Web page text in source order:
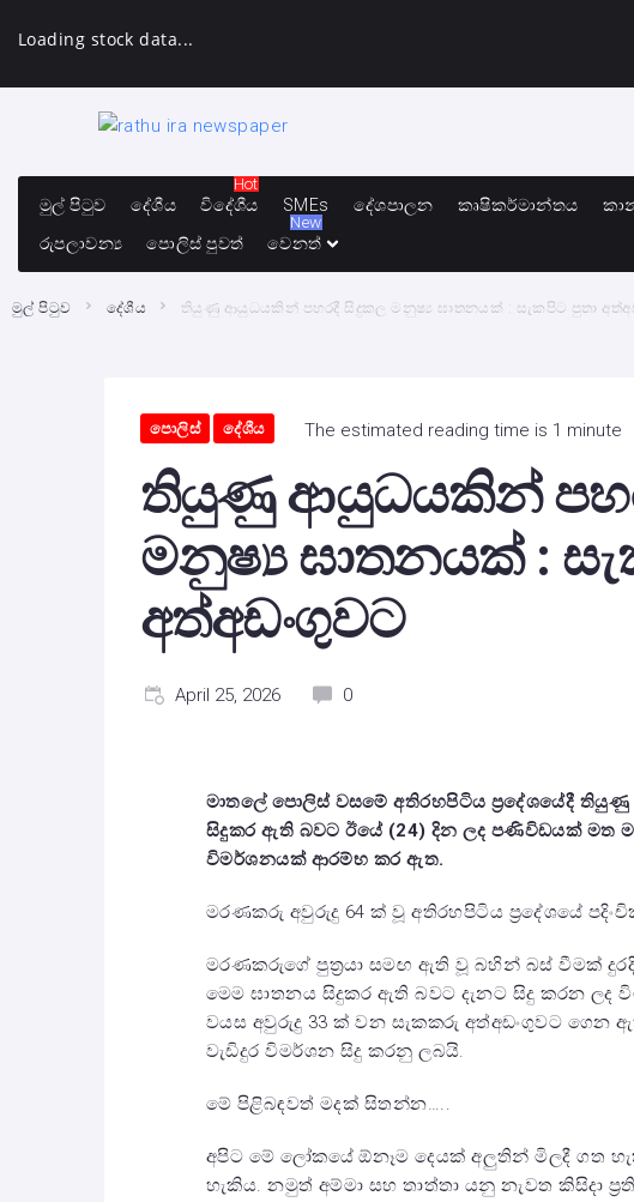
Loading stock data...
මුල් පිටුව දේශීය විදේශීය
Hot
SMEs
දේශපාලන කෘෂිකර්මාන්තය
රුපලාවන්‍ය
පොලිස් පුවත් වෙනත්
New
මුල් පිටුව දේශීය තියුණු ආයුධයකින් පහරදී සිදුකල මනුෂ්‍ය ඝාතනයක් : සැකපිට පුතා
පොලිස් දේශීය The estimated reading time is 1 minute
තියුණු ආයුධයකින්
මනුෂ්‍ය ඝාතනයක් :
අත්අඩංගුවට
April 25, 2026 0
මාතලේ පොලිස් වසමේ අතිරහපිටිය ප්‍රදේශයේදී
සිදුකර ඇති බවට ඊයේ (24) දින ලද පණිවිඩයක් මත
විමර්ශනයක් ආරම්භ කර ඇත.
මරණකරු අවුරුදු 64 ක් වූ අතිරහපිටිය ප්‍රදේශයේ
මරණකරුගේ පුත්‍රයා සමඟ ඇති වූ බහින් බස් වීමක්
මෙම ඝාතනය සිදුකර ඇති බවට දැනට සිදු කරන ලද
වයස අවුරුදු‍ 33 ක් වන සැකකරු අත්අඩංගුවට ගෙන
වැඩිදුර විමර්ශන සිදු කරනු ලබයි.
මේ පිළිබඳවත් මදක් සිතන්න…..
අපිට මේ ලෝකයේ ඕනෑම දෙයක් අලුතින් මිලදී ගත
හැකිය. නමුත් අම්මා සහ තාත්තා යනු නැවත කිසිදා